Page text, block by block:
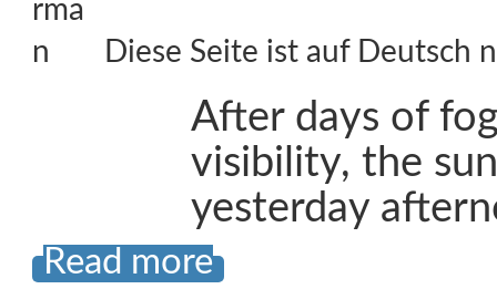
Diese Seite ist auf Deutsch
After days of
visibility, the
yesterday
Read more